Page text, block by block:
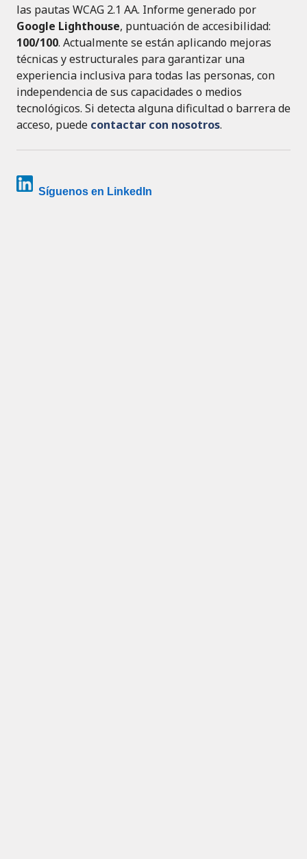
las pautas WCAG 2.1 AA. Informe generado por
Google Lighthouse, puntuación de accesibilidad:
100/100. Actualmente se están aplicando mejoras
técnicas y estructurales para garantizar una
experiencia inclusiva para todas las personas, con
independencia de sus capacidades o medios
tecnológicos. Si detecta alguna dificultad o barrera de
acceso, puede contactar con nosotros.
Síguenos en LinkedIn